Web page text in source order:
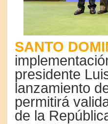
SANTO
presidente
lanzamiento
permitirá
de la